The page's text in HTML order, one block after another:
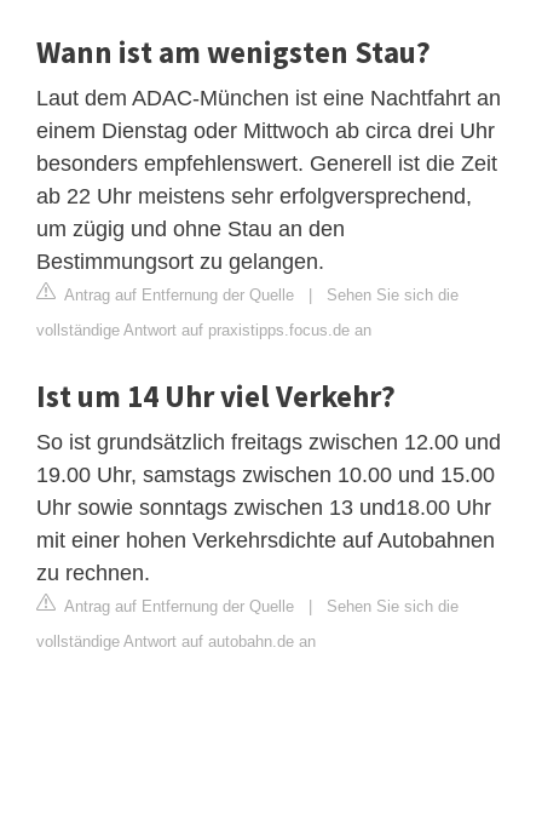
Wann ist am wenigsten Stau?
Laut dem ADAC-München ist eine Nachtfahrt an
einem Dienstag oder Mittwoch ab circa drei Uhr
besonders empfehlenswert. Generell ist die Zeit
ab 22 Uhr meistens sehr erfolgversprechend,
um zügig und ohne Stau an den
Bestimmungsort zu gelangen.
Antrag auf Entfernung der Quelle | Sehen Sie sich die
vollständige Antwort auf praxistipps.focus.de an
Ist um 14 Uhr viel Verkehr?
So ist grundsätzlich freitags zwischen 12.00 und
19.00 Uhr, samstags zwischen 10.00 und 15.00
Uhr sowie sonntags zwischen 13 und18.00 Uhr
mit einer hohen Verkehrsdichte auf Autobahnen
zu rechnen.
Antrag auf Entfernung der Quelle | Sehen Sie sich die
vollständige Antwort auf autobahn.de an